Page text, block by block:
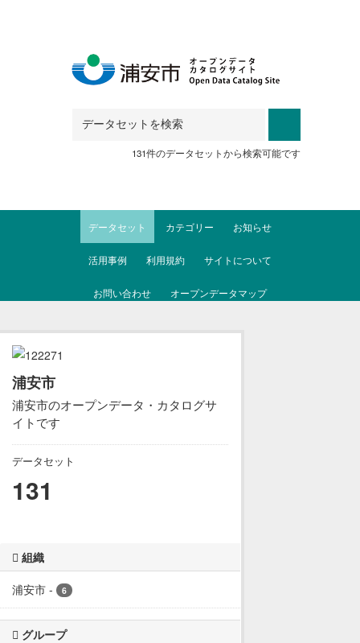
131件のデータセットから検索可能です
データセット カテゴリー お知らせ
活用事例 利用規約 サイトについて
お問い合わせ オープンデータマップ
浦安市
浦安市のオープンデータ・カタログサ
イトです
データセット
131
組織
浦安市 - 6
グループ